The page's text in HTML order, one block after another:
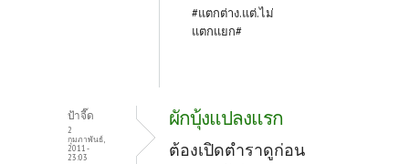
#แตกต่าง.แต่.ไม่
แตกแยก#
ป้าจี๊ด
2
กุมภาพันธ์,
2011 -
23:03
ผักบุ้งแปลงแรก
ต้องเปิดตำราดูก่อน